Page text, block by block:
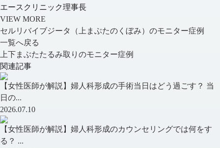
エースクリニック理事長
VIEW MORE
セルリバイブジータ（上まぶたのくぼみ）のモニター症例
一覧へ戻る
上下まぶたたるみ取りのモニター症例
関連記事
【女性医師が解説】婦人科形成の手術当日はどう過ごす？ 当
日の...
2026.07.10
【女性医師が解説】婦人科形成のカウンセリングでは何をす
る？ ...